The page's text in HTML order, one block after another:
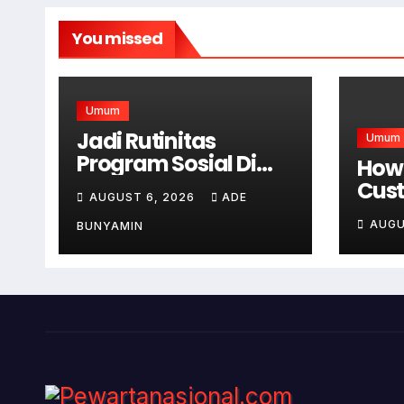
You missed
Umum
Jadi Rutinitas
Program Sosial Di
RSUD Cicalengka
Setiap Bulan Gelar
Sunatan Massal Bagi
Masyarakat Tidak
AUGUST 6, 2026 ADE
BUNYAMIN
Umum